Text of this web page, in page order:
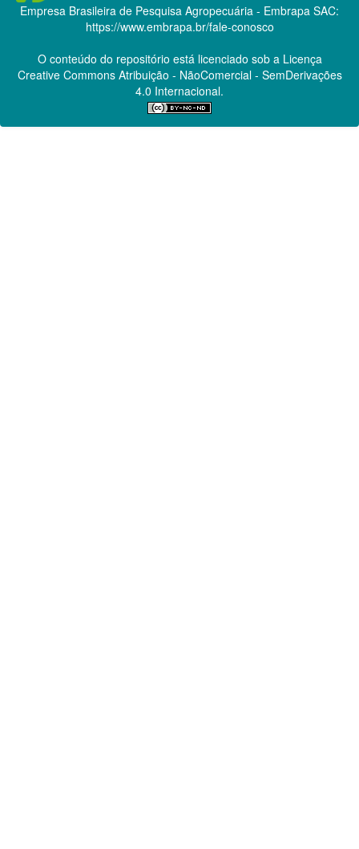
Empresa Brasileira de Pesquisa Agropecuária - Embrapa SAC:
https://www.embrapa.br/fale-conosco
O conteúdo do repositório está licenciado sob a Licença
Creative CommonsAtribuição - NãoComercial - SemDerivações
4.0 Internacional.